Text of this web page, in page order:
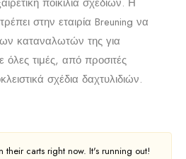
στην εταιρία Breuning να
καταναλωτών της για
όλες τιμές, από προσιτές
σχέδια δαχτυλιδιών.
their carts right now. It's running out!